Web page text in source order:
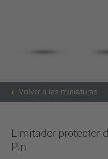
Volver a las miniaturas
Limitador protector
Pin